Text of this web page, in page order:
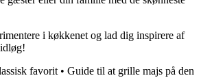
i køkkenet og lad dig inspirere af
favorit • Guide til at grille majs på den